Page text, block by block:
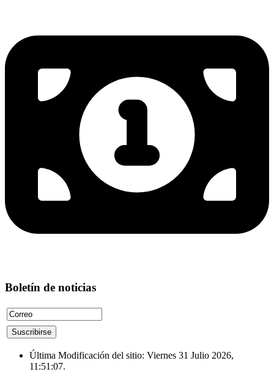
Boletín de noticias
Última Modificación del sitio: Viernes 31 Julio 2026,
11:51:07.